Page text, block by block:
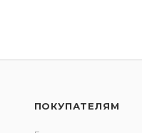
ПОКУПАТЕЛЯМ